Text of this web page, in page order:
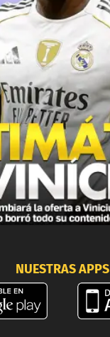
NUESTRAS APPS